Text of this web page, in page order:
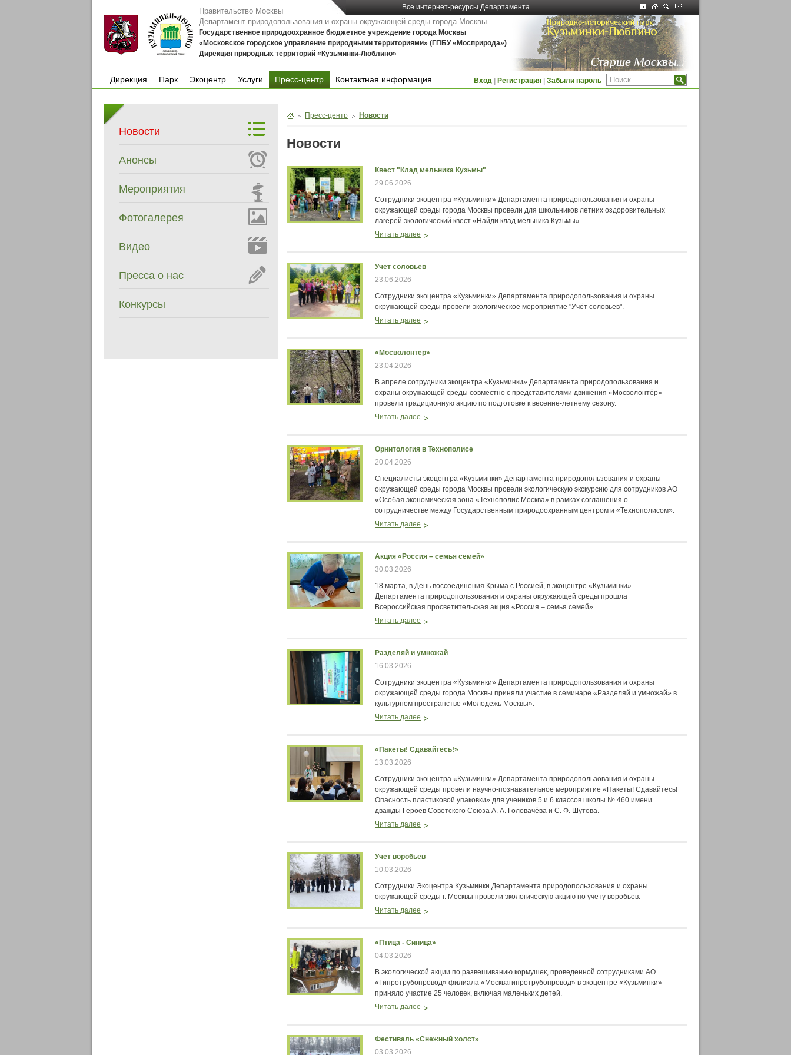
Все интернет-ресурсы Департамента
Правительство Москвы
Департамент природопользования и охраны окружающей среды города Москвы
Государственное природоохранное бюджетное учреждение города Москвы
«Московское городское управление природными территориями» (ГПБУ «Мосприрода»)
Дирекция природных территорий «Кузьминки-Люблино»
Дирекция
Парк
Экоцентр
Услуги
Пресс-центр
Контактная информация
Вход Регистрация Забыли пароль
Новости
Анонсы
Мероприятия
Фотогалерея
Видео
Пресса о нас
Конкурсы
Пресс-центр Новости
Новости
Квест "Клад мельника Кузьмы"
29.06.2026
Сотрудники экоцентра «Кузьминки» Департамента природопользования и охраны
окружающей среды города Москвы провели для школьников летних оздоровительных
лагерей экологический квест «Найди клад мельника Кузьмы».
Читать далее
Учет соловьев
23.06.2026
Сотрудники экоцентра «Кузьминки» Департамента природопользования и охраны
окружающей среды провели экологическое мероприятие "Учёт соловьев".
Читать далее
«Мосволонтер»
23.04.2026
В апреле сотрудники экоцентра «Кузьминки» Департамента природопользования и
охраны окружающей среды совместно с представителями движения «Мосволонтёр»
провели традиционную акцию по подготовке к весенне-летнему сезону.
Читать далее
Орнитология в Технополисе
20.04.2026
Специалисты экоцентра «Кузьминки» Департамента природопользования и охраны
окружающей среды города Москвы провели экологическую экскурсию для сотрудников АО
«Особая экономическая зона «Технополис Москва» в рамках соглашения о
сотрудничестве между Государственным природоохранным центром и «Технополисом».
Читать далее
Акция «Россия – семья семей»
30.03.2026
18 марта, в День воссоединения Крыма с Россией, в экоцентре «Кузьминки»
Департамента природопользования и охраны окружающей среды прошла
Всероссийская просветительская акция «Россия – семья семей».
Читать далее
Разделяй и умножай
16.03.2026
Сотрудники экоцентра «Кузьминки» Департамента природопользования и охраны
окружающей среды города Москвы приняли участие в семинаре «Разделяй и умножай» в
культурном пространстве «Молодежь Москвы».
Читать далее
«Пакеты! Сдавайтесь!»
13.03.2026
Сотрудники экоцентра «Кузьминки» Департамента природопользования и охраны
окружающей среды провели научно‑познавательное мероприятие «Пакеты! Сдавайтесь!
Опасность пластиковой упаковки» для учеников 5 и 6 классов школы № 460 имени
дважды Героев Советского Союза А. А. Головачёва и С. Ф. Шутова.
Читать далее
Учет воробьев
10.03.2026
Сотрудники Экоцентра Кузьминки Департамента природопользования и охраны
окружающей среды г. Москвы провели экологическую акцию по учету воробьев.
Читать далее
«Птица - Синица»
04.03.2026
В экологической акции по развешиванию кормушек, проведенной сотрудниками АО
«Гипротрубопровод» филиала «Москвагипротрубопровод» в экоцентре «Кузьминки»
приняло участие 25 человек, включая маленьких детей.
Читать далее
Фестиваль «Снежный холст»
03.03.2026